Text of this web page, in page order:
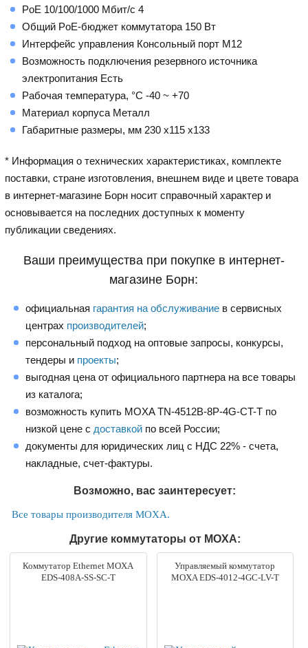
PoE 10/100/1000 Мбит/с 4
Общий PoE-бюджет коммутатора 150 Вт
Интерфейс управления Консольный порт M12
Возможность подключения резервного источника
электропитания Есть
Рабочая температура, °C -40 ~ +70
Материал корпуса Металл
Габаритные размеры, мм 230 x115 x133
* Информация о технических характеристиках, комплекте
поставки, стране изготовления, внешнем виде и цвете товара
в интернет-магазине Борн носит справочный характер и
основывается на последних доступных к моменту
публикации сведениях.
Ваши преимущества при покупке в интернет-
магазине Борн:
официальная гарантия на обслуживание в сервисных
центрах производителей;
персональный подход на оптовые запросы, конкурсы,
тендеры и проекты;
выгодная цена от официального партнера на все товары
из каталога;
возможность купить MOXA TN-4512B-8P-4G-CT-T по
низкой цене с доставкой по всей России;
документы для юридических лиц с НДС 22% - счета,
накладные, счет-фактуры.
Возможно, вас заинтересует:
Все товары производителя MOXA.
Другие коммутаторы от MOXA:
Коммутатор Ethernet MOXA
EDS-408A-SS-SC-T
Управляемый коммутатор
MOXA EDS-4012-4GC-LV-T